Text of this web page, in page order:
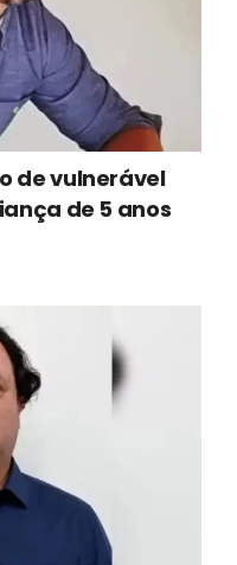
de vulnerável
de 5 anos